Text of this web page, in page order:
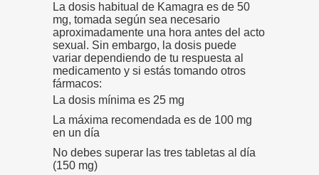
La dosis habitual de Kamagra es de 50
mg, tomada según sea necesario
aproximadamente una hora antes del acto
sexual. Sin embargo, la dosis puede
variar dependiendo de tu respuesta al
medicamento y si estás tomando otros
fármacos:
La dosis mínima es 25 mg
La máxima recomendada es de 100 mg
en un día
No debes superar las tres tabletas al día
(150 mg)